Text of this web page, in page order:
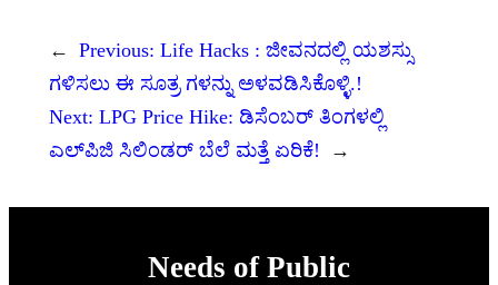
← Previous: Life Hacks : ಜೀವನದಲ್ಲಿ ಯಶಸ್ಸು
ಗಳಿಸಲು ಈ ಸೂತ್ರ ಗಳನ್ನು ಅಳವಡಿಸಿಕೊಳ್ಳಿ.!
Next: LPG Price Hike: ಡಿಸೆಂಬರ್ ತಿಂಗಳಲ್ಲಿ
ಎಲ್‌ಪಿಜಿ ಸಿಲಿಂಡರ್ ಬೆಲೆ ಮತ್ತೆ ಏರಿಕೆ!
→
Needs of Public